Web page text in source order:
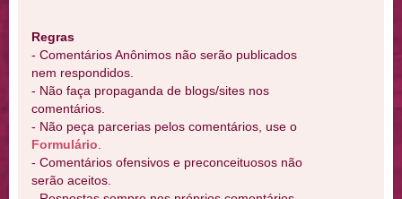
Regras
- Comentários Anônimos não serão publicados
nem respondidos.
- Não faça propaganda de blogs/sites nos
comentários.
- Não peça parcerias pelos comentários, use o
Formulário
- Comentários ofensivos e preconceituosos não
serão aceitos.